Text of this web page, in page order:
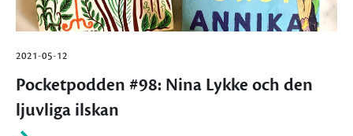
2021-05-12
Pocketpodden #98: Nina Lykke och den
ljuvliga ilskan